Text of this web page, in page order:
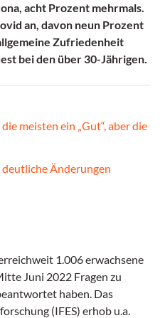
acht Prozent mehrmals.
an, davon neun Prozent
Zufriedenheit
bei den über 30-Jährigen.
meisten ein „Gut“, aber die
Änderungen
1.006 erwachsene
Juni 2022 Fragen zu
haben. Das
(IFES) erhob u.a.